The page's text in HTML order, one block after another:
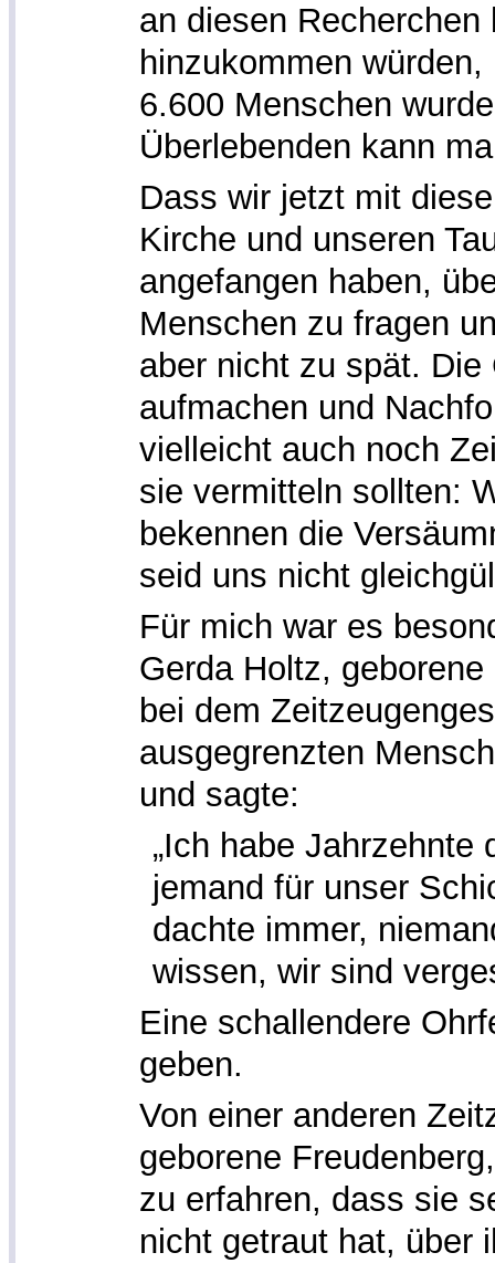
an diesen
hinzukommen
6.600 Menschen
Überlebenden kann
Dass wir jetzt mit
Kirche und unseren
angefangen haben,
Menschen zu fragen
aber nicht zu spät.
aufmachen und
vielleicht auch noch
sie vermitteln sollten:
bekennen die
seid uns nicht
Für mich war es
Gerda Holtz,
bei dem
ausgegrenzten
und sagte:
„Ich habe Jahrzehnte
jemand für unser
dachte immer,
wissen, wir sind
Eine schallendere
geben.
Von einer anderen
geborene
zu erfahren, dass sie
nicht getraut hat, über